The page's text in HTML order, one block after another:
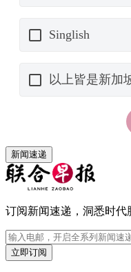
新闻速递
订阅新闻速递，洞悉时代
立即订阅